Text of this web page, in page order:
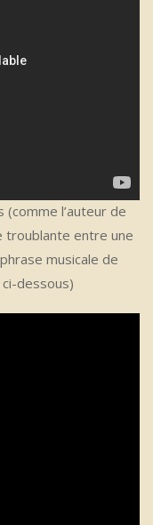
l’auteur de
troublante entre une
musicale de
dessous)